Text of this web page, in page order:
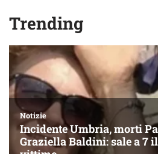
Trending